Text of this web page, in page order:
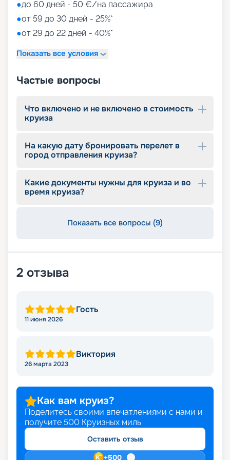
• игровые зоны от LEGO;
• детский клуб Chicco.
Путешествуйте с
«Круиз.онлайн»
Наша компания предлагает купить путевки на
круизы MSC World Europa не выходя из дома. На
информацию для выбора тура: расписание
круизов на 2026 - 2027 г., характеристики
лайнера, описание кают, цены на путевки, фото
Опытные специалисты с удовольствием
проконсультируют вас, помогут с оформлением
оказывать информационную поддержку на
протяжении круиза. Бронируйте путевки и
отправляйтесь в сказочное путешествие на
●до 60 дней - 50 €/на пассажира
●от 59 до 30 дней - 25%*
●от 29 до 22 дней - 40%*
Показать все условия
Частые вопросы
Что включено и не включено в стоимость
круиза
На какую дату бронировать перелет в
город отправления круиза?
Какие документы нужны для круиза и во
время круиза?
Показать все вопросы (9)
2 отзыва
Гость
11 июня 2026
Виктория
26 марта 2023
Как вам круиз?
Поделитесь своими впечатлениями с нами и
получите 500 Круизных миль
Оставить отзыв
+500